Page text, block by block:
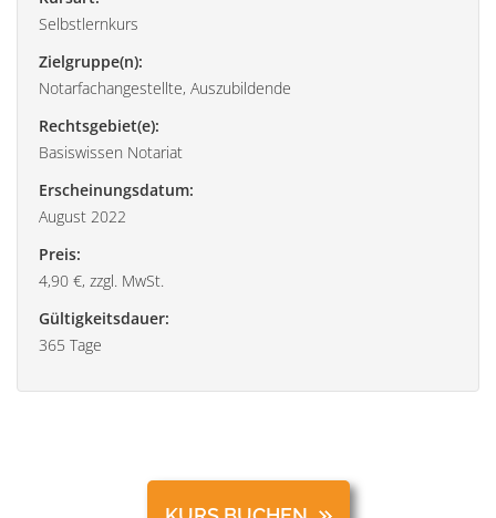
Selbstlernkurs
Zielgruppe(n):
Notarfachangestellte, Auszubildende
Rechtsgebiet(e):
Basiswissen Notariat
Erscheinungsdatum:
August 2022
Preis:
4,90 €, zzgl. MwSt.
Gültigkeitsdauer:
365 Tage